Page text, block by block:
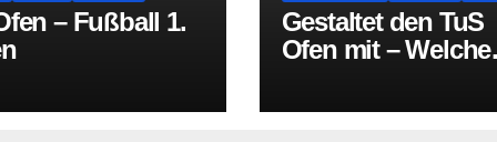
– Fußball 1.
Gestaltet den TuS
Ofen mit – Welche